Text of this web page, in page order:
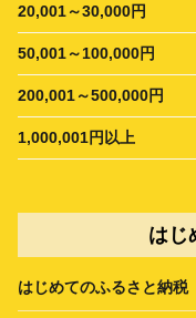
20,001～30,000円
50,001～100,000円
200,001～500,000円
1,000,001円以上
はじ
はじめてのふるさと納税